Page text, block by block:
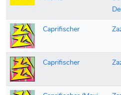
Caprifischer
Caprifischer